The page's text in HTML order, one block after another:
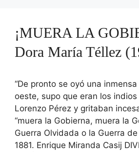
¡MUERA LA
Dora María Téllez
“De pronto se oyó una
oeste, supo que eran los
Lorenzo Pérez y gritaban
“muera la Gobierna, muera la
Guerra Olvidada o la Guerra
1881. Enrique Miranda Casij